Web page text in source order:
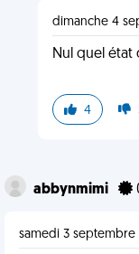
dimanche 4
Nul quel état
4
abbynmimi
samedi 3 septembre